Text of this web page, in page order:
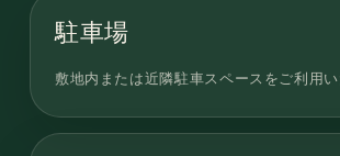
駐車場
敷地内または近隣駐車スペースをご利用い